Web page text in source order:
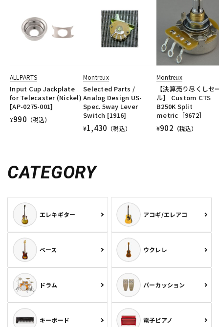
ALLPARTS
Input Cup Jackplate
for Telecaster (Nickel)
[AP-0275-001]
¥990 （税込）
Montreux
Selected Parts /
Analog Design US-
Spec. 5way Lever
Switch [1916]
¥1,430 （税込）
Montreux
【決算売り尽くしセ
ル】 Custom CTS
B250K Split
metric［9672］
¥902 （税込）
CATEGORY
エレキギター アコギ/エレアコ
ベース ウクレレ
ドラム パーカッション
キーボード 電子ピアノ